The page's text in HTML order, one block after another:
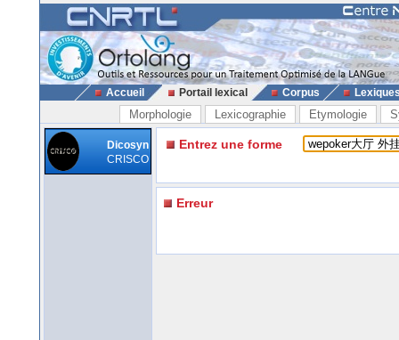
Accueil Portail lexical Corpus
Morphologie Lexicographie Etymologie
Dicosyn
CRISCO
Entrez une forme
Erreur